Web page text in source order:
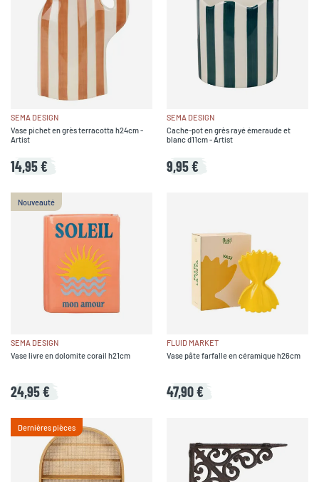
SEMA DESIGN
Vase pichet en grès terracotta h24cm -
Artist
14,95 €
SEMA DESIGN
Cache-pot en grès rayé émeraude et
blanc d11cm - Artist
9,95 €
Nouveauté
SEMA DESIGN
Vase livre en dolomite corail h21cm
24,95 €
FLUID MARKET
Vase pâte farfalle en céramique h26cm
47,90 €
Dernières pièces